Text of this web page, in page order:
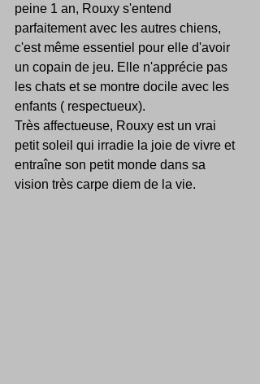
peine 1 an, Rouxy s'entend
parfaitement avec les autres chiens,
c'est même essentiel pour elle d'avoir
un copain de jeu. Elle n'apprécie pas
les chats et se montre docile avec les
enfants ( respectueux).
Très affectueuse, Rouxy est un vrai
petit soleil qui irradie la joie de vivre et
entraîne son petit monde dans sa
vision très carpe diem de la vie.